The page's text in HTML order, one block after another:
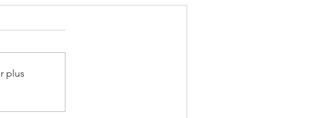
Le pouvoir des étiquettes
plus